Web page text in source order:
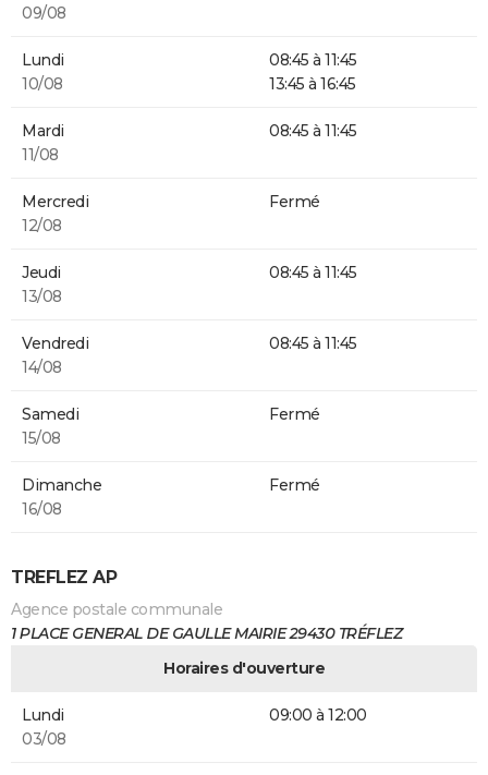
09/08
Lundi
10/08
08:45 à 11:45
13:45 à 16:45
Mardi
11/08
08:45 à 11:45
Mercredi
12/08
Fermé
Jeudi
13/08
08:45 à 11:45
Vendredi
14/08
08:45 à 11:45
Samedi
15/08
Fermé
Dimanche
16/08
Fermé
TREFLEZ AP
Agence postale communale
1 PLACE GENERAL DE GAULLE MAIRIE 29430 TRÉFLEZ
Horaires d'ouverture
Lundi
03/08
09:00 à 12:00